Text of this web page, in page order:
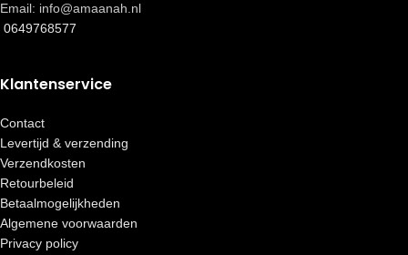
Email: info@amaanah.nl
0649768577
Klantenservice
Contact
Levertijd & verzending
Verzendkosten
Retourbeleid
Betaalmogelijkheden
Algemene voorwaarden
Privacy policy